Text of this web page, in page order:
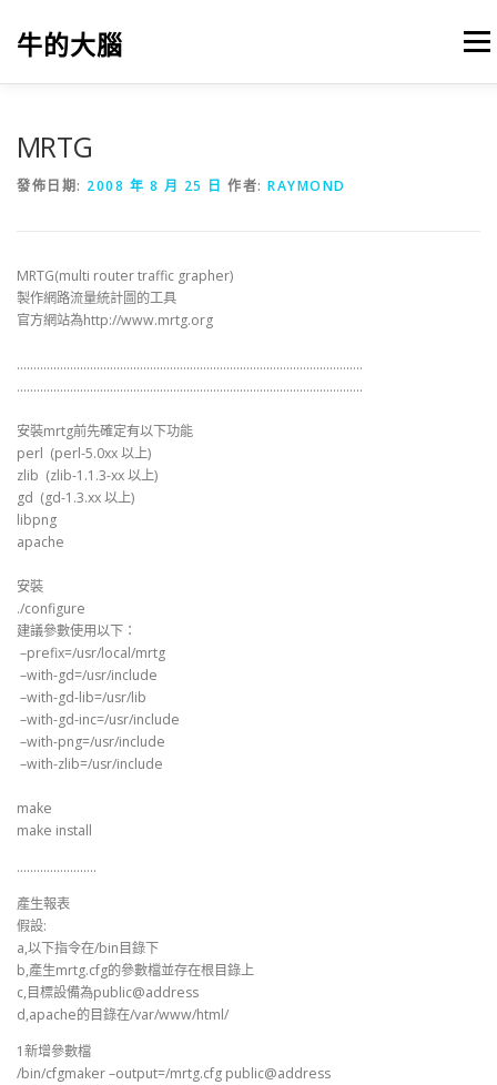
牛的大腦 選單
MRTG
發佈日期: 2008 年 8 月 25 日 作者: RAYMOND
MRTG(multi router traffic grapher)
製作網路流量統計圖的工具
官方網站為http://www.mrtg.org
…………………………………………………………………………………………..
…………………………………………………………………………………………..
安裝mrtg前先確定有以下功能
perl (perl-5.0xx 以上)
zlib (zlib-1.1.3-xx 以上)
gd (gd-1.3.xx 以上)
libpng
apache
安裝
./configure
建議參數使用以下：
–prefix=/usr/local/mrtg
–with-gd=/usr/include
–with-gd-lib=/usr/lib
–with-gd-inc=/usr/include
–with-png=/usr/include
–with-zlib=/usr/include
make
make install
……………………
產生報表
假設:
a,以下指令在/bin目錄下
b,產生mrtg.cfg的參數檔並存在根目錄上
c,目標設備為public@address
d,apache的目錄在/var/www/html/
1新增參數檔
/bin/cfgmaker –output=/mrtg.cfg public@address